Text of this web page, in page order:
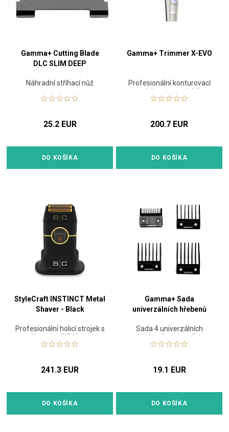
Gamma+ Cutting Blade
DLC SLIM DEEP
Náhradní stříhací nůž
25.2 EUR
DO KOŠÍKA
Gamma+ Trimmer X-EVO
Profesionální konturovací
strojek s magnetickým
motorem
200.7 EUR
DO KOŠÍKA
StyleCraft INSTINCT Metal
Shaver - Black
Profesionální holicí strojek s
výkonným IN2 Vector
motorem
241.3 EUR
DO KOŠÍKA
Gamma+ Sada
univerzálních hřebenů
Sada 4 univerzálních
hřebenů pro strojky
19.1 EUR
DO KOŠÍKA